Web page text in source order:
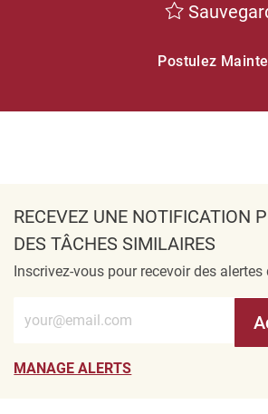
Postulez
RECEVEZ UNE NOTIFICATION
DES TÂCHES SIMILAIRES
Inscrivez-vous pour recevoir des alertes
Entrez l’adresse e-mail (obligatoire)
MANAGE ALERTS